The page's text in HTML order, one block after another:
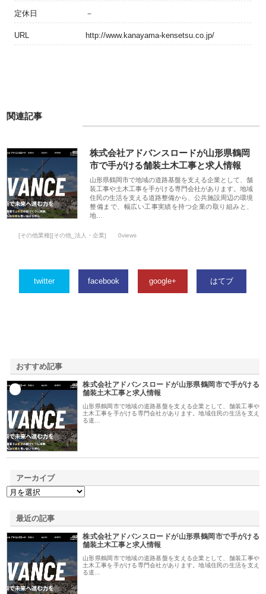
定休日 －
URL http://www.kanayama-kensetsu.co.jp/
関連記事
株式会社アドバンスロードが山形県鶴岡
市で手がける舗装土木工事と求人情報
山形県鶴岡市で地域の道路基盤を支える企業として、舗
装工事や土木工事を手がける専門会社があります。地域
住民の生活を支える道路整備から、公共施設周辺の環境
整備まで、幅広い工事実績を持つ企業の取り組みと、
地…
[その他業種][その他_法人・企業] 0views
twitter facebook google+ はてブ
おすすめ記事
株式会社アドバンスロードが山形県鶴岡市で手がける
舗装土木工事と求人情報
山形県鶴岡市で地域の道路基盤を支える企業として、舗装工事や
土木工事を手がける専門会社があります。地域住民の生活を支え
る道…
アーカイブ
最近の記事
株式会社アドバンスロードが山形県鶴岡市で手がける
舗装土木工事と求人情報
山形県鶴岡市で地域の道路基盤を支える企業として、舗装工事や
土木工事を手がける専門会社があります。地域住民の生活を支え
る道…